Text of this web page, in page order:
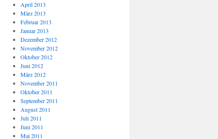
April 2013
März 2013
Februar 2013
Januar 2013
Dezember 2012
November 2012
Oktober 2012
Juni 2012
März 2012
November 2011
Oktober 2011
September 2011
August 2011
Juli 2011
Juni 2011
Mai 2011